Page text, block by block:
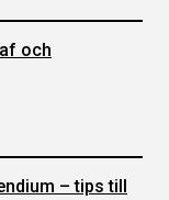
och
– tips till